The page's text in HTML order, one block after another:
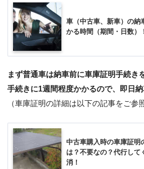
車（中古車、新車）の納
かる時間（期間・日数）
まず普通車は納車前に車庫証明手続き
手続きに1週間程度かかるので、即日納
（車庫証明の詳細は以下の記事をご参
中古車購入時の車庫証明
は？不要なの？代行して
消！